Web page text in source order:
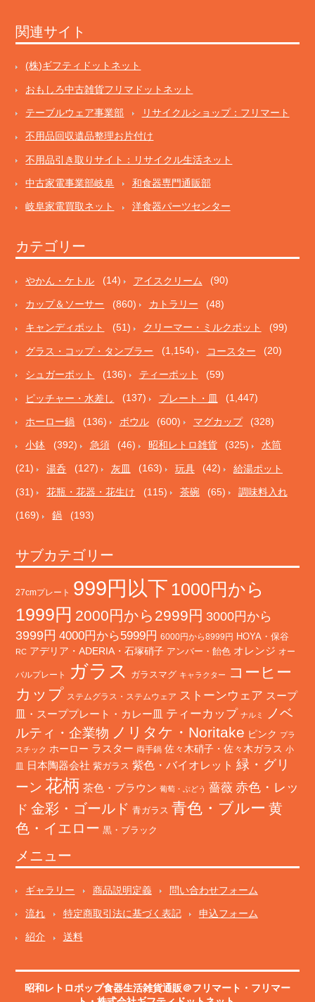
関連サイト
(株)ギフティドットネット
おもしろ中古雑貨フリマドットネット
テーブルウェア事業部 リサイクルショップ：フリマート
不用品回収遺品整理お片付け
不用品引き取りサイト：リサイクル生活ネット
中古家電事業部岐阜 和食器専門通販部
岐阜家電買取ネット 洋食器パーツセンター
カテゴリー
やかん・ケトル (14) アイスクリーム (90)
カップ＆ソーサー (860) カトラリー (48)
キャンディポット (51) クリーマー・ミルクポット (99)
グラス・コップ・タンブラー (1,154) コースター (20)
シュガーポット (136) ティーポット (59)
ピッチャー・水差し (137) プレート・皿 (1,447)
ホーロー鍋 (136) ボウル (600) マグカップ (328)
小鉢 (392) 急須 (46) 昭和レトロ雑貨 (325) 水筒
(21) 湯呑 (127) 灰皿 (163) 玩具 (42) 給湯ポット
(31) 花瓶・花器・花生け (115) 茶碗 (65) 調味料入れ
(169) 鍋 (193)
サブカテゴリー
27cmプレート 999円以下 1000円から
1999円 2000円から2999円 3000円から
3999円 4000円から5999円 6000円から8999円 HOYA・保谷
RC アデリア・ADERIA・石塚硝子 アンバー・飴色 オレンジ オー
バルプレート ガラス ガラスマグ キャラクター
コーヒー
カップ ステムグラス・ステムウェア ストーンウェア スープ
皿・スーププレート・カレー皿 ティーカップ ナルミ
ノベ
ルティ・企業物 ノリタケ・Noritake ピンク プラ
スチック ホーロー ラスター 両手鍋 佐々木硝子・佐々木ガラス 小
皿
日本陶器会社 紫ガラス 紫色・バイオレット 緑・グリ
ーン 花柄 茶色・ブラウン 葡萄・ぶどう 薔薇 赤色・レッ
ド 金彩・ゴールド 青ガラス 青色・ブルー 黄
色・イエロー 黒・ブラック
メニュー
ギャラリー 商品説明定義 問い合わせフォーム
流れ 特定商取引法に基づく表記 申込フォーム
紹介 送料
昭和レトロポップ食器生活雑貨通販＠フリマート ・ フリマー